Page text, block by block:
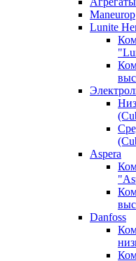
Maneurop
Lunite
Aspera
Danfoss